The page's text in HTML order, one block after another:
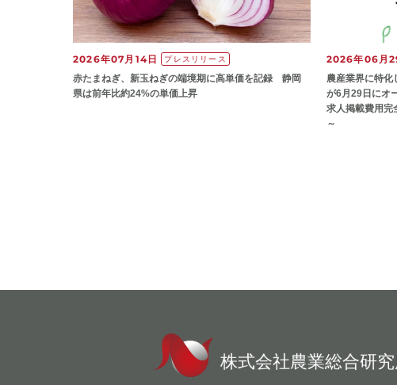
2026年07月14日 プレスリリース
赤たまねぎ、新玉ねぎの端境期に高単価を記録 静岡
県は前年比約24%の単価上昇
2026年06月
農産業界に特化
が6月29日にオ
求人掲載費用完
～
株式会社農業総合研